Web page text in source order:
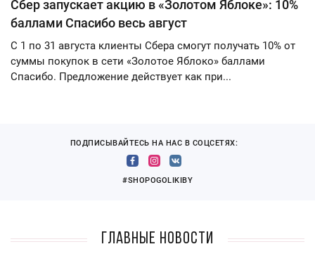
Сбер запускает акцию в «Золотом Яблоке»: 10%
баллами Спасибо весь август
С 1 по 31 августа клиенты Сбера смогут получать 10% от
суммы покупок в сети «Золотое Яблоко» баллами
Спасибо. Предложение действует как при...
ПОДПИСЫВАЙТЕСЬ НА НАС В СОЦСЕТЯХ:
#SHOPOGOLIKIBY
Главные новости